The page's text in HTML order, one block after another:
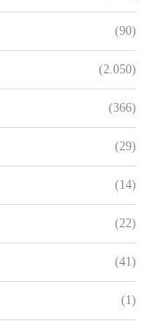
(90)
(2.050)
(366)
(29)
(14)
(22)
(41)
(1)